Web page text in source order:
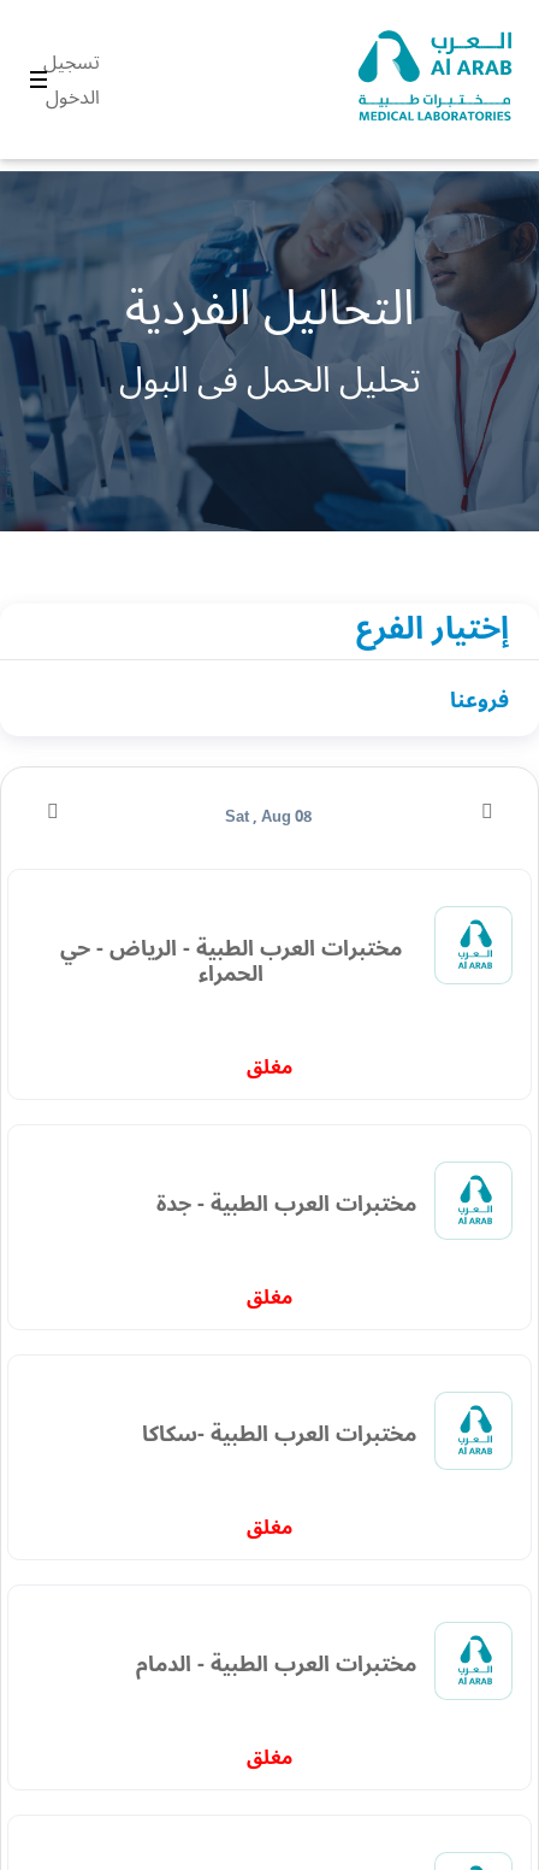
تسجيل
الدخول
التحاليل الفردية
تحليل الحمل فى البول
إختيار الفرع
فروعنا
مختبرات العرب الطبية - الرياض - حي
الحمراء
مغلق
مختبرات العرب الطبية - جدة
مغلق
مختبرات العرب الطبية -سكاكا
مغلق
مختبرات العرب الطبية - الدمام
مغلق